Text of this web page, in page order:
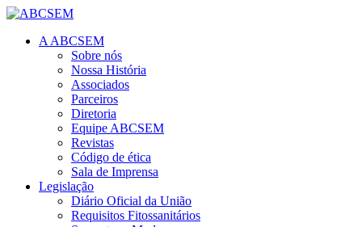
A ABCSEM
Sobre nós
Nossa História
Associados
Parceiros
Diretoria
Equipe ABCSEM
Revistas
Código de ética
Sala de Imprensa
Legislação
Diário Oficial da União
Requisitos Fitossanitários